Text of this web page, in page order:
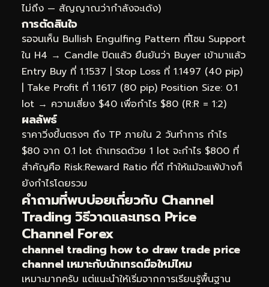
ไม่ถึง — สัญญาณว่ากำลังจะเด้ง)
การตัดสินใจ
รอจนเห็น Bullish Engulfing Pattern ที่โซน Support
ใน H4 → Candle ปิดแล้ว ยืนยันว่า Buyer เข้ามาแล้ว
Entry Buy ที่ 1.1537 | Stop Loss ที่ 1.1497 (40 pip)
| Take Profit ที่ 1.1617 (80 pip) Position Size: 0.1
lot → ความเสี่ยง $40 เพื่อกำไร $80 (R:R = 1:2)
ผลลัพธ์
ราคาวิ่งขึ้นตรงๆ ถึง TP ภายใน 2 วันทำการ กำไร
$80 จาก 0.1 lot ถ้าเทรดด้วย 1 lot จะกำไร $800 ที่
สำคัญคือ Risk:Reward Ratio ที่ดี ทำให้แม้จะแพ้บ้างก็
ยังกำไรโดยรวม
คำถามที่พบบ่อยเกี่ยวกับ Channel
Trading วิธีวาดและเทรด Price
Channel Forex
channel trading how to draw trade price
channel เหมาะกับนักเทรดมือใหม่ไหม
เหมาะมากครับ แต่แนะนำให้เริ่มจากการเรียนรู้พื้นฐาน